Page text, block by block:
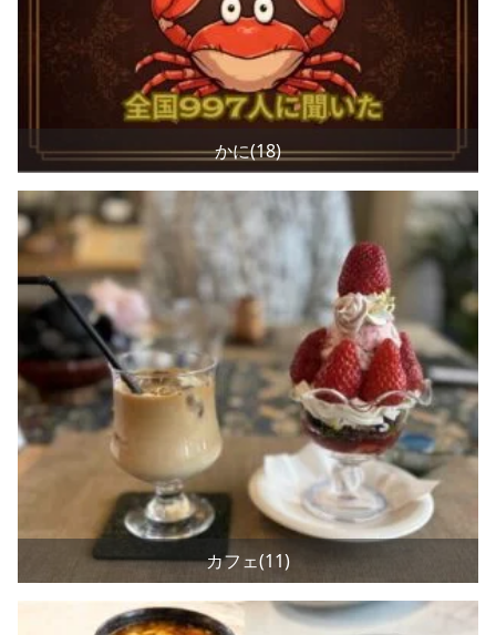
かに(18)
カフェ(11)